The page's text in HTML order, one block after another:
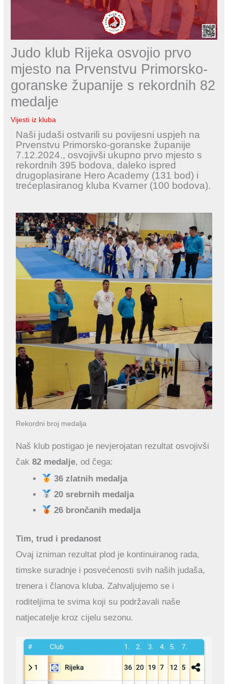
Judo klub Rijeka osvojio prvo
mjesto na Prvenstvu Primorsko-
goranske županije s rekordnih 82
medalje
Vijesti iz kluba
Naši judaši ostvarili su povijesni uspjeh na
Prvenstvu Primorsko-goranske županije
7.12.2024., osvojivši ukupno prvo mjesto s
rekordnih 395 bodova, daleko ispred
drugoplasirane Hero Academy (131 bod) i
trećeplasiranog kluba Kvarner (100 bodova).
Rekordni broj medalja
Naš klub postigao je nevjerojatan rezultat osvojivši
čak82 medalje, od čega:
36 zlatnih medalja
20 srebrnih medalja
26 brončanih medalja
Tim, trud i predanost
Ovaj izniman rezultat plod je kontinuiranog rada,
timske suradnje i posvećenosti svih naših judaša,
trenera i članova kluba. Zahvaljujemo se i
roditeljima te svima koji su podržavali naše
natjecatelje kroz cijelu sezonu.